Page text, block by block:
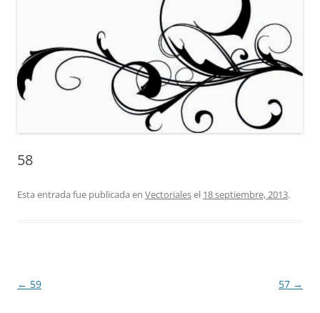
58
Esta entrada fue publicada en Vectorialesel 18 septiembre, 2013.
Navegación
← 59 57 →